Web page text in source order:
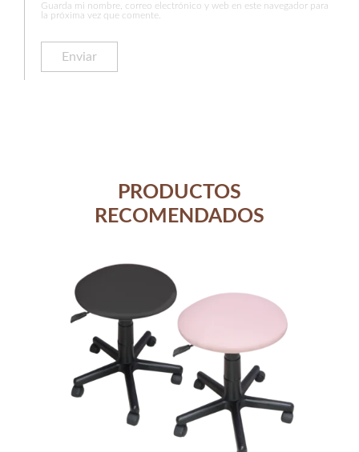
Guarda mi nombre, correo electrónico y web en este navegador para
la próxima vez que comente.
PRODUCTOS
RECOMENDADOS